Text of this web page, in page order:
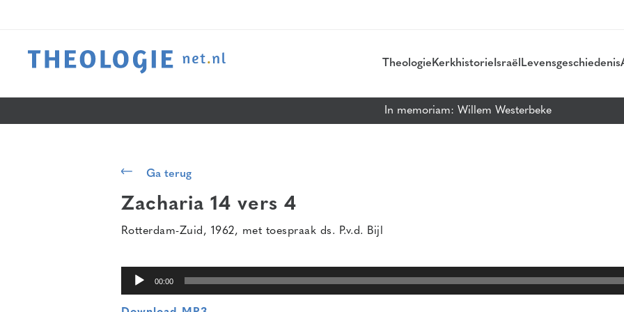
Theologie Kerkhistorie Israël Levensgeschiedenis
In memoriam: Willem Westerbeke
Ga terug
Zacharia 14 vers 4
Rotterdam-Zuid, 1962, met toespraak ds. P.v.d. Bijl
00:00